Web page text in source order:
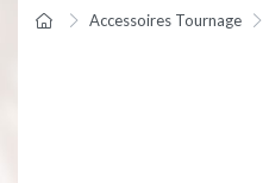
Accessoires Tournage